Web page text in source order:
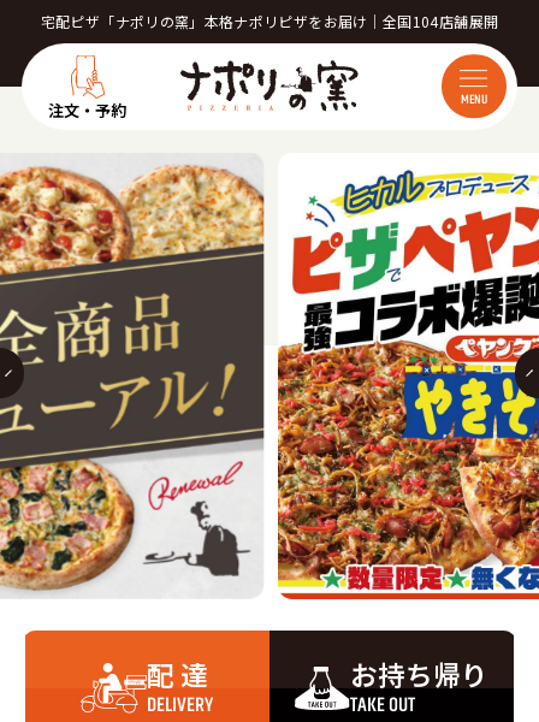
宅配ピザ「ナポリの窯」本格ナポリピザをお届け｜全国104店舗展開
注文・予約 MENU
配 達
DELIVERY
お持ち帰り
TAKE OUT